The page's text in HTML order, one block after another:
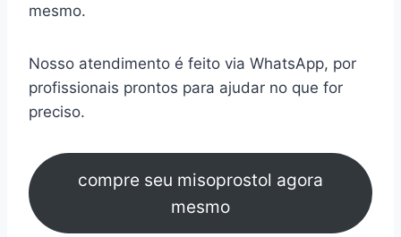
mesmo.
Nosso atendimento é feito via WhatsApp, por
profissionais prontos para ajudar no que for
preciso.
compre seu misoprostol agora
mesmo